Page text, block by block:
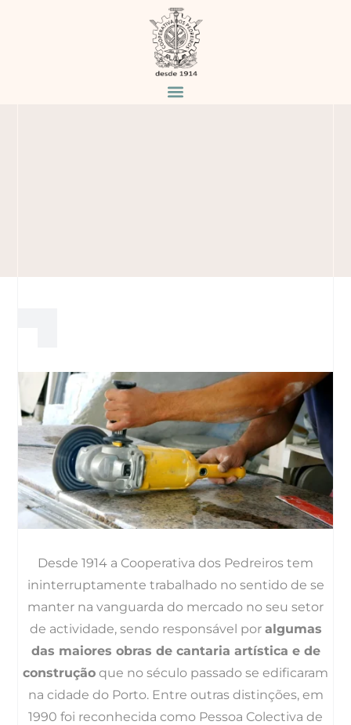
MISSÃO
Há mais de 110 anos a transformar e
aplicar mármores e granitos.
Desde 1914 a Cooperativa dos Pedreiros tem
ininterruptamente trabalhado no sentido de se
manter na vanguarda do mercado no seu setor
de actividade, sendo responsável por algumas
das maiores obras de cantaria artística e de
construção que no século passado se edificaram
na cidade do Porto. Entre outras distinções, em
1990 foi reconhecida como Pessoa Colectiva de